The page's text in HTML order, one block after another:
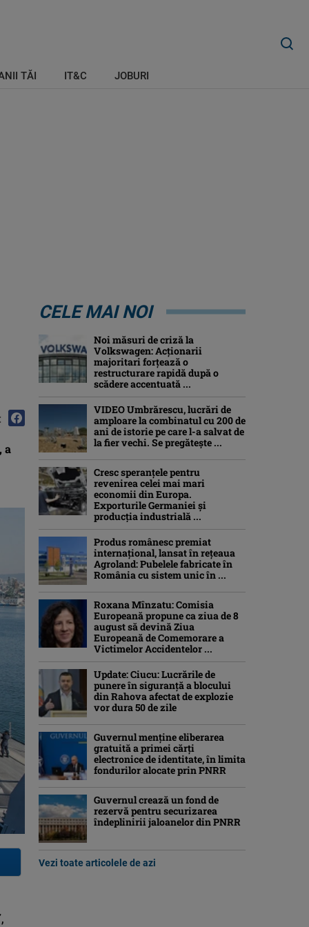
TĂI IT&C JOBURI
a
CELE MAI NOI
Noi măsuri de criză la
Volkswagen: Acționarii
majoritari forțează o
restructurare rapidă după o
scădere accentuată ...
VIDEO Umbrărescu, lucrări de
amploare la combinatul cu 200 de
ani de istorie pe care l-a salvat de
la fier vechi. Se pregătește ...
Cresc speranțele pentru
revenirea celei mai mari
economii din Europa.
Exporturile Germaniei și
producția industrială ...
Produs românesc premiat
internațional, lansat în rețeaua
Agroland: Pubelele fabricate în
România cu sistem unic în ...
Roxana Mînzatu: Comisia
Europeană propune ca ziua de 8
august să devină Ziua
Europeană de Comemorare a
Victimelor Accidentelor ...
Update: Ciucu: Lucrările de
punere în siguranță a blocului
din Rahova afectat de explozie
vor dura 50 de zile
Guvernul menține eliberarea
gratuită a primei cărţi
electronice de identitate, în limita
fondurilor alocate prin PNRR
Guvernul crează un fond de
rezervă pentru securizarea
îndeplinirii jaloanelor din PNRR
Vezi toate articolele de azi